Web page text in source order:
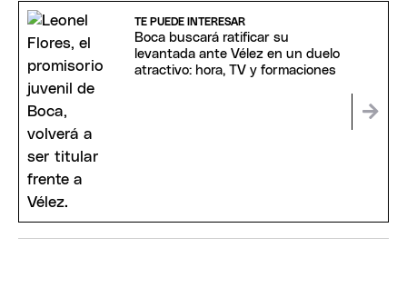
TE PUEDE INTERESAR
Boca buscará ratificar su
levantada ante Vélez en un duelo
atractivo: hora, TV y formaciones